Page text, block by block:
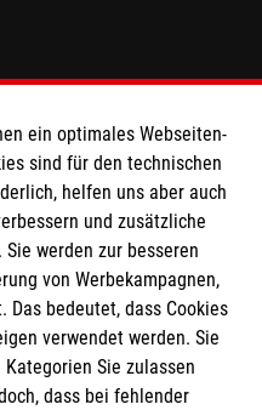
ein optimales Webseiten-
sind für den technischen
helfen uns aber auch
und zusätzliche
werden zur besseren
von Werbekampagnen,
Das bedeutet, dass Cookies
verwendet werden. Sie
Sie zulassen
dass bei fehlender